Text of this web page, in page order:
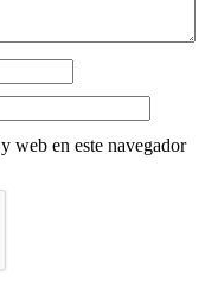
web en este navegador